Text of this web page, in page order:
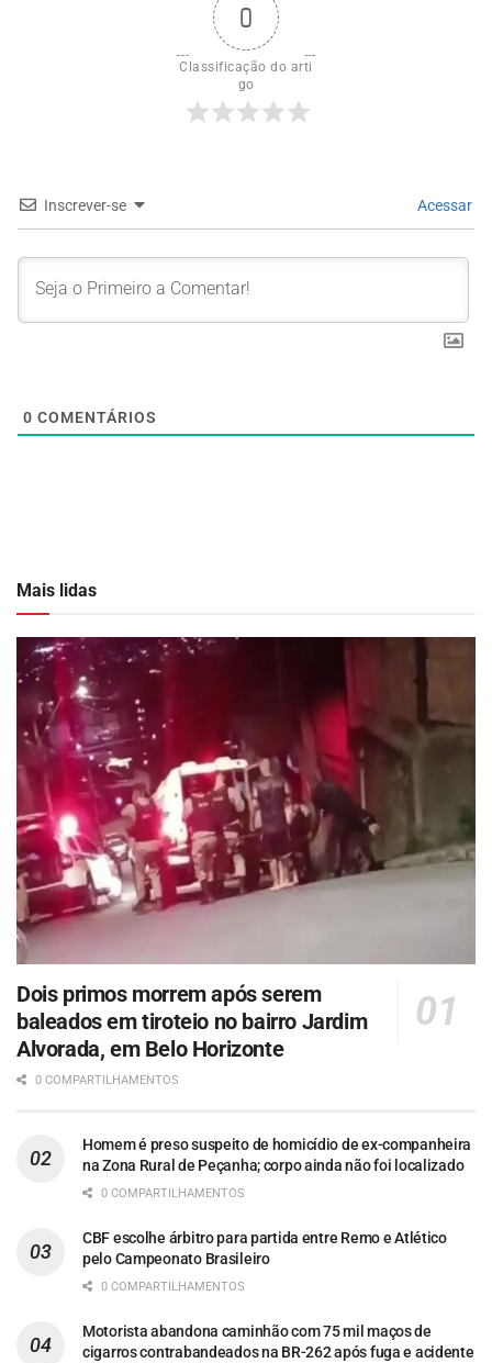
0
Classificação do arti
go
Inscrever-se Acessar
0 COMENTÁRIOS
Mais lidas
Dois primos morrem após serem
baleados em tiroteio no bairro Jardim
Alvorada, em Belo Horizonte
0 COMPARTILHAMENTOS
Homem é preso suspeito de homicídio de ex-companheira
na Zona Rural de Peçanha; corpo ainda não foi localizado
0 COMPARTILHAMENTOS
CBF escolhe árbitro para partida entre Remo e Atlético
pelo Campeonato Brasileiro
0 COMPARTILHAMENTOS
Motorista abandona caminhão com 75 mil maços de
cigarros contrabandeados na BR-262 após fuga e acidente